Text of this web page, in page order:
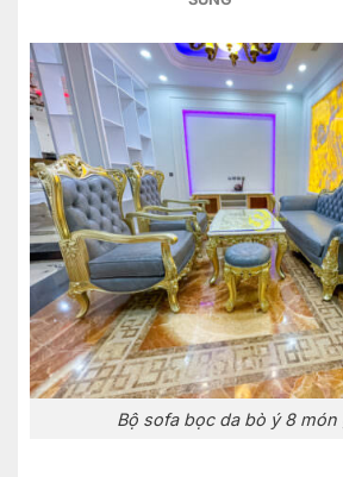
Bộ sofa bọc da bò ý 8 món